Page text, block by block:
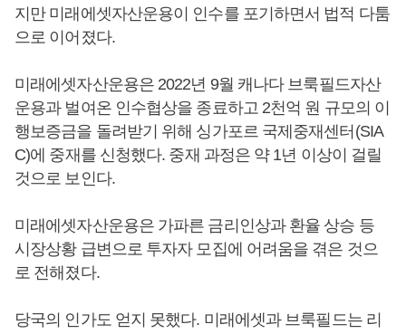
지만 미래에셋자산운용이 인수를 포기하면서 법적 다툼
으로 이어졌다.
미래에셋자산운용은 2022년 9월 캐나다 브룩필드자산
운용과 벌여온 인수협상을 종료하고 2천억 원 규모의 이
행보증금을 돌려받기 위해 싱가포르 국제중재센터(SIA
C)에 중재를 신청했다. 중재 과정은 약 1년 이상이 걸릴
것으로 보인다.
미래에셋자산운용은 가파른 금리인상과 환율 상승 등
시장상황 급변으로 투자자 모집에 어려움을 겪은 것으
로 전해졌다.
당국의 인가도 얻지 못했다. 미래에셋과 브룩필드는 리